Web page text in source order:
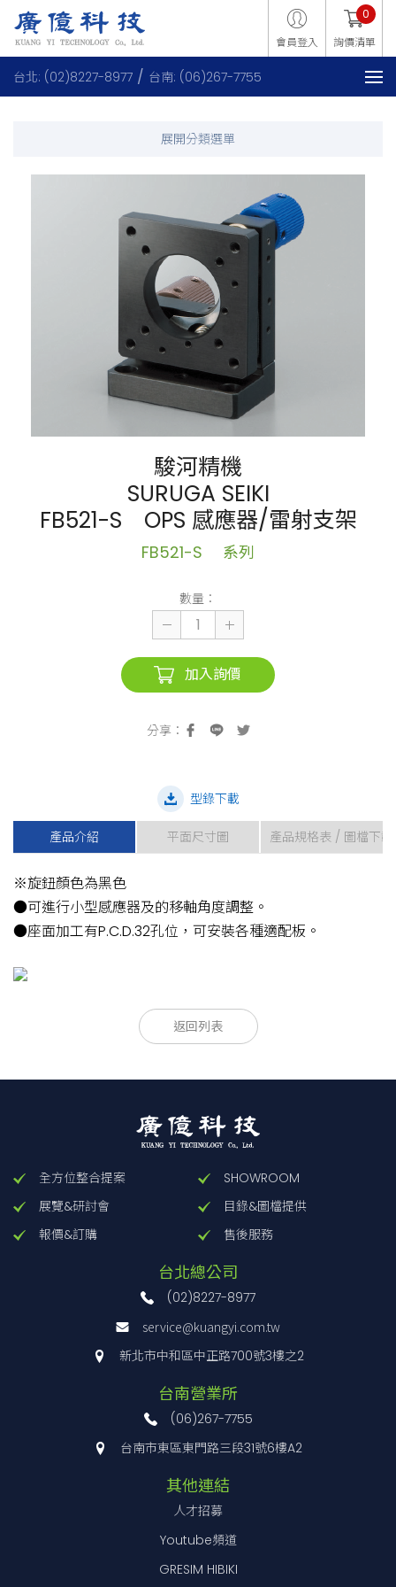
會員登入 詢價清單
0
台北: (02)8227-8977 台南: (06)267-7755
駿河精機
SURUGA SEIKI
FB521-S OPS 感應器/雷射支架
FB521-S 系列
數量：
加入詢價
產品介紹 平面尺寸圖 產品規格表 / 圖檔下載
型錄下載
※旋鈕顏色為黑色
●可進行小型感應器及的移軸角度調整。
●座面加工有P.C.D.32孔位，可安裝各種適配板。
移動量
±3°(注意)
移動量
±3°(注意)
返回列表
全方位整合提案
SHOWROOM
展覽&研討會
目錄&圖檔提供
報價&訂購
售後服務
台北總公司
(02)8227-8977
service@kuangyi.com.tw
新北市中和區中正路700號3樓之2
台南營業所
(06)267-7755
台南市東區東門路三段31號6樓A2
其他連結
人才招募
Youtube頻道
GRESIM HIBIKI